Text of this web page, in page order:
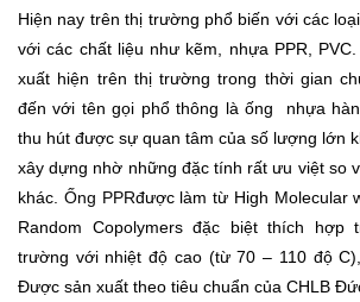
Hiện nay trên thị trường phổ biến với các
với các chất liệu như kẽm, nhựa PPR,
xuất hiện trên thị trường trong thời gian
đến với tên gọi phổ thông là ống nhựa
thu hút được sự quan tâm của số lượng lớn
xây dựng nhờ những đặc tính rất ưu việt so
khác. Ống PPRđược làm từ High Molecular
Random Copolymers đặc biệt thích hợp
trường với nhiệt độ cao (từ 70 – 110 độ
Được sản xuất theo tiêu chuẩn của CHLB